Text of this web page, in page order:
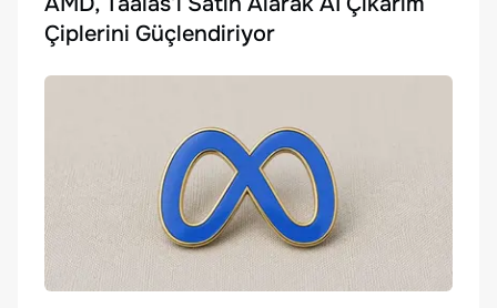
Çiplerini Güçlendiriyor